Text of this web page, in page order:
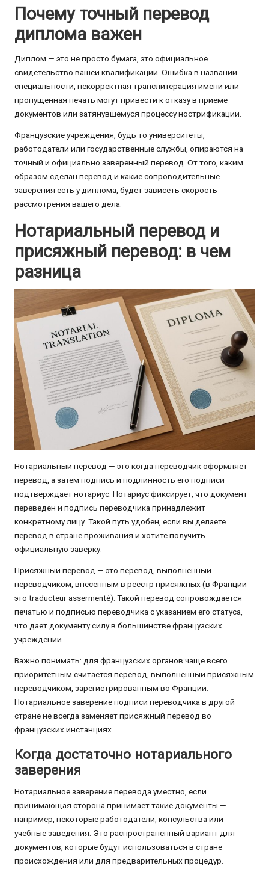
Почему точный перевод
диплома важен
Диплом — это не просто бумага, это официальное
свидетельство вашей квалификации. Ошибка в названии
специальности, некорректная транслитерация имени или
пропущенная печать могут привести к отказу в приеме
документов или затянувшемуся процессу нострификации.
Французские учреждения, будь то университеты,
работодатели или государственные службы, опираются на
точный и официально заверенный перевод. От того, каким
образом сделан перевод и какие сопроводительные
заверения есть у диплома, будет зависеть скорость
рассмотрения вашего дела.
Нотариальный перевод и
присяжный перевод: в чем
разница
Нотариальный перевод — это когда переводчик оформляет
перевод, а затем подпись и подлинность его подписи
подтверждает нотариус. Нотариус фиксирует, что документ
переведен и подпись переводчика принадлежит
конкретному лицу. Такой путь удобен, если вы делаете
перевод в стране проживания и хотите получить
официальную заверку.
Присяжный перевод — это перевод, выполненный
переводчиком, внесенным в реестр присяжных (в Франции
это traducteur assermenté). Такой перевод сопровождается
печатью и подписью переводчика с указанием его статуса,
что дает документу силу в большинстве французских
учреждений.
Важно понимать: для французских органов чаще всего
приоритетным считается перевод, выполненный присяжным
переводчиком, зарегистрированным во Франции.
Нотариальное заверение подписи переводчика в другой
стране не всегда заменяет присяжный перевод во
французских инстанциях.
Когда достаточно нотариального
заверения
Нотариальное заверение перевода уместно, если
принимающая сторона принимает такие документы —
например, некоторые работодатели, консульства или
учебные заведения. Это распространенный вариант для
документов, которые будут использоваться в стране
происхождения или для предварительных процедур.